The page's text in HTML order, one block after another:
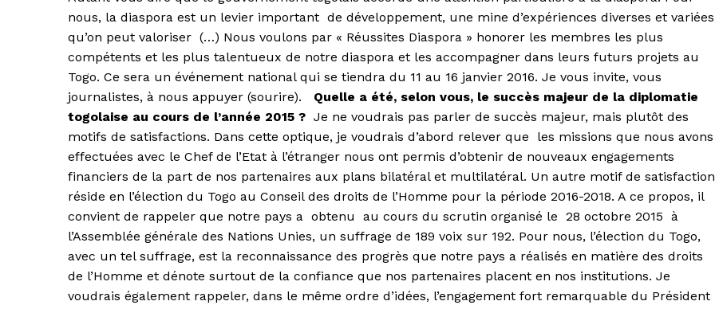
nous, la diaspora est un levier important de développement, une mine d’expériences diverses et variées
qu’on peut valoriser (…) Nous voulons par « Réussites Diaspora » honorer les membres les plus
compétents et les plus talentueux de notre diaspora et les accompagner dans leurs futurs projets au
Togo. Ce sera un événement national qui se tiendra du 11 au 16 janvier 2016. Je vous invite, vous
journalistes, à nous appuyer (sourire). Quelle a été, selon vous, le succès majeur de la diplomatie
togolaise au cours de l’année 2015 ? Je ne voudrais pas parler de succès majeur, mais plutôt des
motifs de satisfactions. Dans cette optique, je voudrais d’abord relever que les missions que nous avons
effectuées avec le Chef de l’Etat à l’étranger nous ont permis d’obtenir de nouveaux engagements
financiers de la part de nos partenaires aux plans bilatéral et multilatéral. Un autre motif de satisfaction
réside en l’élection du Togo au Conseil des droits de l’Homme pour la période 2016-2018. A ce propos, il
convient de rappeler que notre pays a obtenu au cours du scrutin organisé le 28 octobre 2015 à
l’Assemblée générale des Nations Unies, un suffrage de 189 voix sur 192. Pour nous, l’élection du Togo,
avec un tel suffrage, est la reconnaissance des progrès que notre pays a réalisés en matière des droits
de l’Homme et dénote surtout de la confiance que nos partenaires placent en nos institutions. Je
voudrais également rappeler, dans le même ordre d’idées, l’engagement fort remarquable du Président